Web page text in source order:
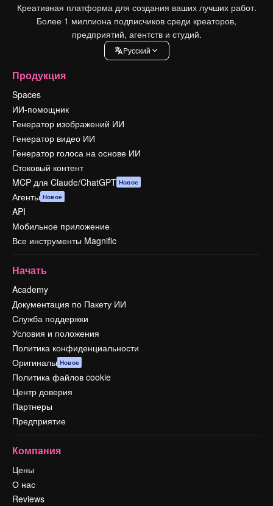
Креативная платформа для создания ваших лучших работ.
Более 1 миллиона подписчиков среди креаторов,
предприятий, агентств и студий.
Pусский
Продукция
Spaces
ИИ-помощник
Генератор изображений ИИ
Генератор видео ИИ
Генератор голоса на основе ИИ
Стоковый контент
MCP для Claude/ChatGPT Новое
Агенты Новое
API
Мобильное приложение
Все инструменты Magnific
Начать
Academy
Документация по Пакету ИИ
Служба поддержки
Условия и положения
Политика конфиденциальности
Оригиналы Новое
Политика файлов cookie
Центр доверия
Партнеры
Предприятие
Компания
Цены
О нас
Reviews